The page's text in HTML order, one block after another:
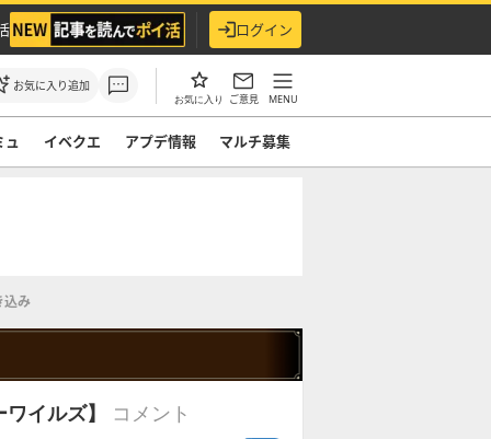
ログイン
お気に入り追加
お気に入り ご意見 MENU
ュ イベクエ アプデ情報 マルチ募集
込み
イルズ】 コメント